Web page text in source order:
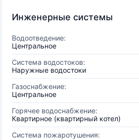
Инженерные системы
Водоотведение:
Центральное
Система водостоков:
Наружные водостоки
Газоснабжение:
Центральное
Горячее водоснабжение:
Квартирное (квартирный котел)
Система пожаротушения: